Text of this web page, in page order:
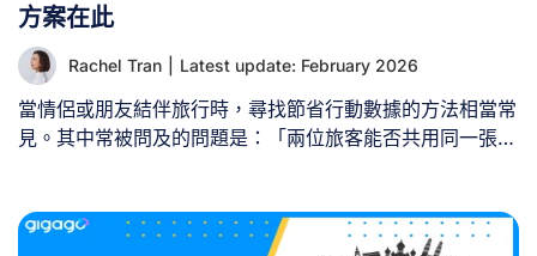
方案在此
Rachel Tran Latest update: February 2026
當情侶或朋友結伴旅行時，尋找節省行動數據的方法相當常
見。其中常被問及的問題是：「兩位旅客能否共用同一張
能讓您保持連線又不破費。本指南將說明為何eSIM無法共